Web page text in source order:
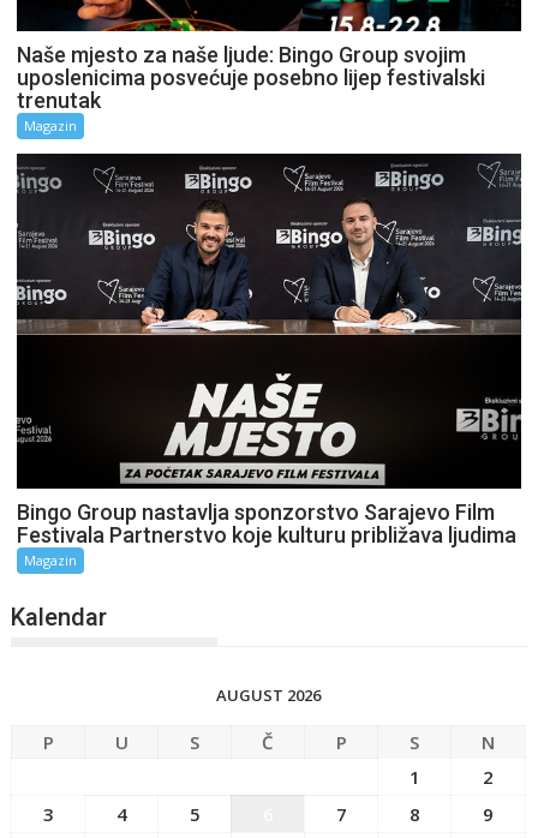
Naše mjesto za naše ljude: Bingo Group svojim
uposlenicima posvećuje posebno lijep festivalski
trenutak
Magazin
Bingo Group nastavlja sponzorstvo Sarajevo Film
Festivala Partnerstvo koje kulturu približava ljudima
Magazin
Kalendar
AUGUST 2026
P U S Č P S
N
1
2
3
4 5 7 8
9